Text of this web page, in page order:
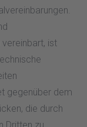
ist
gegenüber dem
die durch